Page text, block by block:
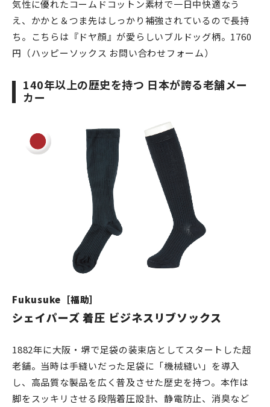
気性に優れたコームドコットン素材で一日中快適なう
え、かかと＆つま先はしっかり補強されているので長持
ち。こちらは『ドヤ顔』が愛らしいブルドッグ柄。1760
円（ハッピーソックス お問い合わせフォーム）
140年以上の歴史を持つ 日本が誇る老舗メー
カー
Fukusuke［福助］
シェイパーズ 着圧 ビジネスリブソックス
1882年に大阪・堺で足袋の装束店としてスタートした超
老舗。当時は手縫いだった足袋に「機械縫い」を導入
し、高品質な製品を広く普及させた歴史を持つ。本作は
脚をスッキリさせる段階着圧設計、静電防止、消臭など